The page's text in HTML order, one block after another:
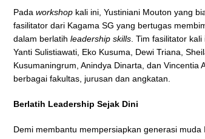
Padaworkshop kali ini, Yustiniani Mouton yang
fasilitator dari Kagama SG yang bertugas
dalam berlatihleadership skills . Tim fasilitator
Yanti Sulistiawati, Eko Kusuma, Dewi Triana,
Kusumaningrum, Anindya Dinarta, dan
berbagai fakultas, jurusan dan angkatan.
Berlatih Leadership Sejak Dini
Demi membantu mempersiapkan generasi